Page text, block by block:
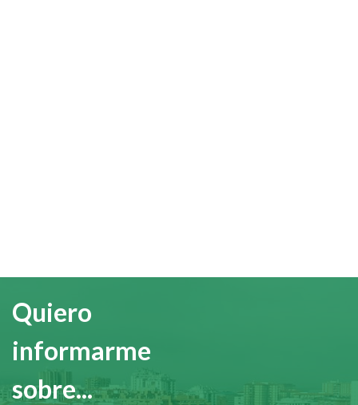
Quiero
informarme
sobre...